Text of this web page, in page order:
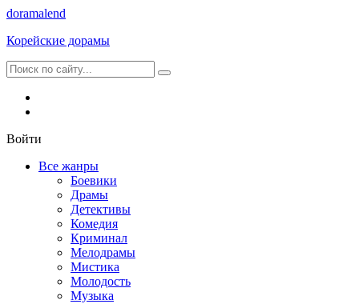
doramalend
Корейские дорамы
Войти
Все жанры
Боевики
Драмы
Детективы
Комедия
Криминал
Мелодрамы
Мистика
Молодость
Музыка